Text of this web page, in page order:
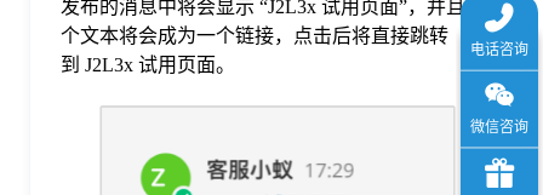
发布的消息中将会显示 “J2L3x 试用页面”，并且这
个文本将会成为一个链接，点击后将直接跳转
到 J2L3x 试用页面。